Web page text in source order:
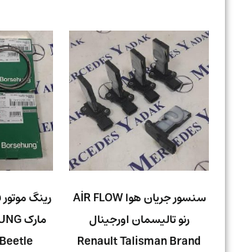
سنسور جریان هوا AİR FLOW
رنو تالیسمان اورجینال
Renault Talisman Brand
رینگ موتور
Beetle